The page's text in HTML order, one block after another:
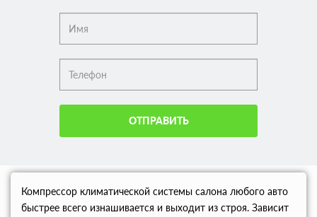
ОТПРАВИТЬ
Компрессор климатической системы салона любого авто
быстрее всего изнашивается и выходит из строя. Зависит